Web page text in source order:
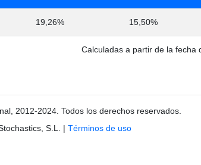
Calculadas a partir de la fecha
19,26% 15,50%
2012-2024. Todos los derechos reservados.
S.L. | Términos de uso